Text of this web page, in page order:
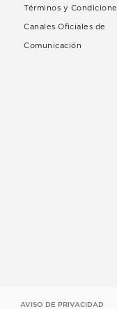
Términos y
Canales Oficiales de
Comunicación
AVISO DE PRIVACIDAD